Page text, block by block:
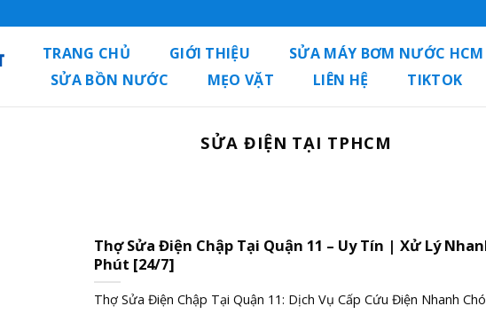
TRANG CHỦ GIỚI THIỆU SỬA MÁY BƠM NƯỚC HCM
SỬA BỒN NƯỚC
MẸO VẶT LIÊN HỆ TIKTOK
SỬA ĐIỆN TẠI TPHCM
Thợ Sửa Điện Chập Tại Quận 11 – Uy Tín | Xử Lý
Phút [24/7]
Thợ Sửa Điện Chập Tại Quận 11: Dịch Vụ Cấp Cứu Điện Nhanh